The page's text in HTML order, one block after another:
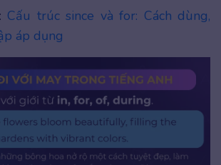
: Cấu trúc since và for: Cách dùng,
áp dụng